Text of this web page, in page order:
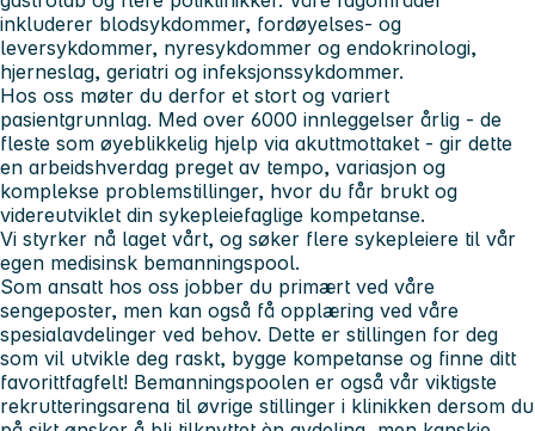
inkluderer blodsykdommer, fordøyelses- og
leversykdommer, nyresykdommer og endokrinologi,
hjerneslag, geriatri og infeksjonssykdommer.
Hos oss møter du derfor et stort og variert
pasientgrunnlag. Med over 6000 innleggelser årlig - de
fleste som øyeblikkelig hjelp via akuttmottaket - gir dette
en arbeidshverdag preget av tempo, variasjon og
komplekse problemstillinger, hvor du får brukt og
videreutviklet din sykepleiefaglige kompetanse.
Vi styrker nå laget vårt, og søker flere sykepleiere til vår
egen medisinsk bemanningspool.
Som ansatt hos oss jobber du primært ved våre
sengeposter, men kan også få opplæring ved våre
spesialavdelinger ved behov. Dette er stillingen for deg
som vil utvikle deg raskt, bygge kompetanse og finne ditt
favorittfagfelt! Bemanningspoolen er også vår viktigste
rekrutteringsarena til øvrige stillinger i klinikken dersom du